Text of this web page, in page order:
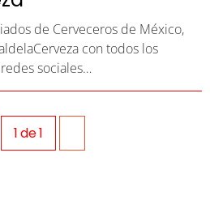
de Cerveceros de México,
con todos los
sociales…
1de1